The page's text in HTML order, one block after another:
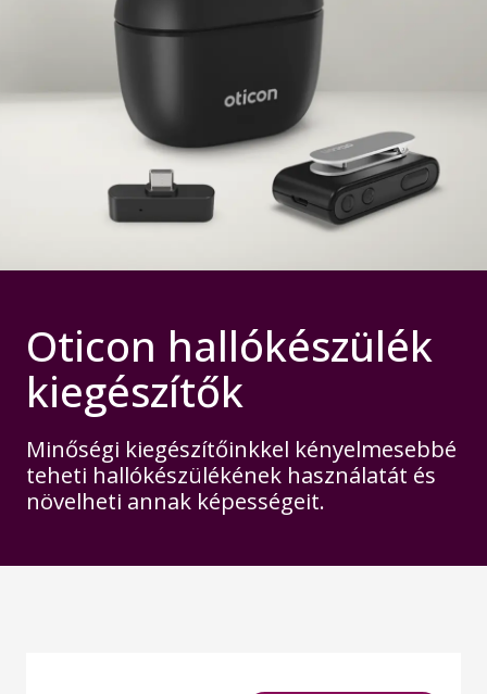
Oticon hallókészülék
kiegészítők
Minőségi kiegészítőinkkel kényelmesebbé
teheti hallókészülékének használatát és
növelheti annak képességeit.